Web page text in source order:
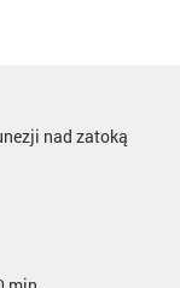
nad zatoką